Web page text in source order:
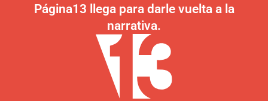
Página13 llega para darle vuelta a la
narrativa.